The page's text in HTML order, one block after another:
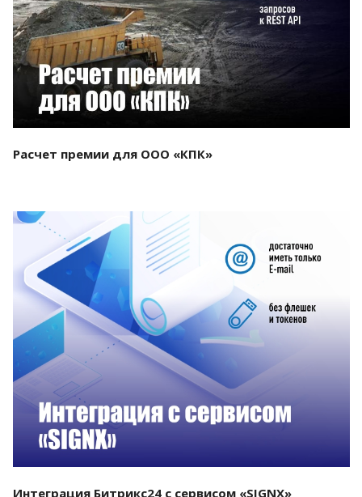
Смотреть проект
Расчет премии для ООО «КПК»
Смотреть проект
Интеграция Битрикс24 с сервисом «SIGNX»